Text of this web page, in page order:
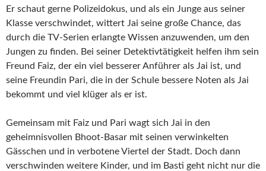
Er schaut gerne Polizeidokus, und als ein Junge aus seiner
Klasse verschwindet, wittert Jai seine große Chance, das
durch die TV-Serien erlangte Wissen anzuwenden, um den
Jungen zu finden. Bei seiner Detektivtätigkeit helfen ihm sein
Freund Faiz, der ein viel besserer Anführer als Jai ist, und
seine Freundin Pari, die in der Schule bessere Noten als Jai
bekommt und viel klüger als er ist.
Gemeinsam mit Faiz und Pari wagt sich Jai in den
geheimnisvollen Bhoot-Basar mit seinen verwinkelten
Gässchen und in verbotene Viertel der Stadt. Doch dann
verschwinden weitere Kinder, und im Basti geht nicht nur die